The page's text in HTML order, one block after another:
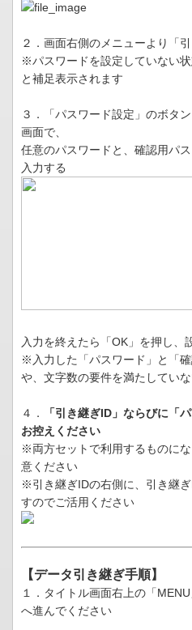
２．画面右側のメニューより「
※パスワードを設定していない状
と補足表示されます
３．「パスワード設定」のボタ
画面で、
任意のパスワードと、確認用パ
入力する
入力を終えたら「OK」を押し、
※入力した「パスワード」と「
や、文字数の要件を満たしてい
４．
「引き継ぎID」ならびに「
お控えください
※両方セットで利用するものに
意ください
※引き継ぎIDの右側に、引き継
すのでご活用ください
【データ引き継ぎ手順】
１．タイトル画面右上の「
へ進んでください